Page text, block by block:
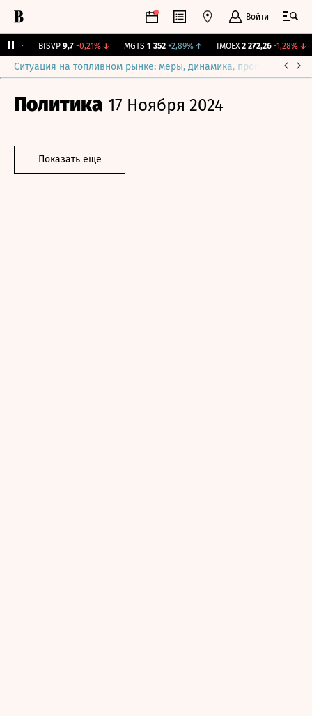
Войти
BISVP 9,7 -0,21%↓ MGTS 1 352 +2,89%↑ IMOEX 2 272,26 -1,28%↓
Ситуация на топливном рынке: меры, динамика, прогнозы
Политика 17 Ноября 2024
Показать еще